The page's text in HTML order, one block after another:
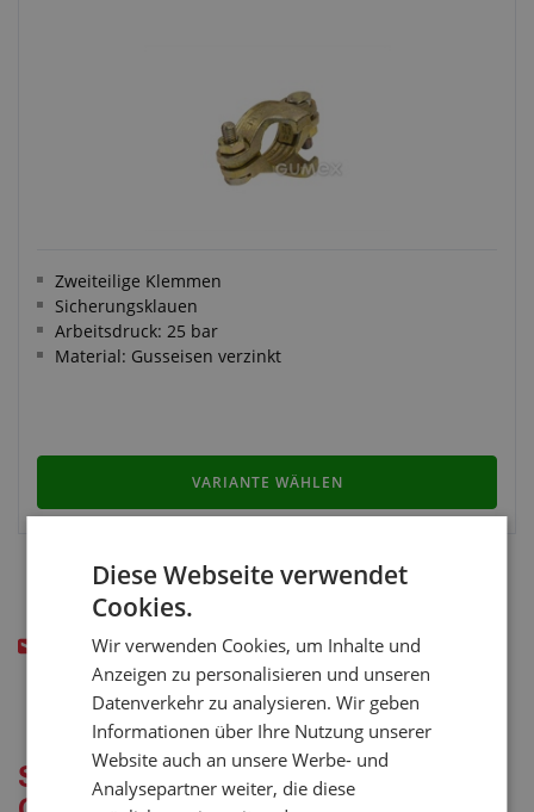
Zweiteilige Klemmen
Sicherungsklauen
Arbeitsdruck: 25 bar
Material: Gusseisen verzinkt
VARIANTE WÄHLEN
Haben Sie nicht das gefunden wonach Sie gesucht
haben? Schreiben Sie uns!
Schlauchschellen aus
Diese Webseite verwendet
Cookies.
Wir verwenden Cookies, um Inhalte und
Anzeigen zu personalisieren und unseren
Datenverkehr zu analysieren. Wir geben
Informationen über Ihre Nutzung unserer
Website auch an unsere Werbe- und
Analysepartner weiter, die diese